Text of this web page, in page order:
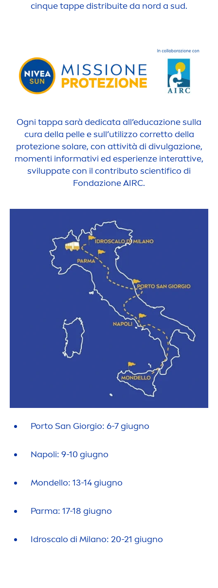
cinque tappe distribuite da nord a sud.
Ogni tappa sarà dedicata all’educazione sulla
cura della pelle e sull’utilizzo corretto della
protezione solare, con attività di divulgazione,
momenti informativi ed esperienze interattive,
sviluppate con il contributo scientifico di
Fondazione AIRC.
Porto San Giorgio: 6-7 giugno
Napoli: 9-10 giugno
Mondello: 13-14 giugno
Parma: 17-18 giugno
Idroscalo di Milano: 20-21 giugno